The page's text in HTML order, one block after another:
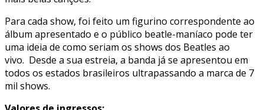
Para cada show, foi feito um figurino correspondente ao
álbum apresentado e o público beatle-maníaco pode ter
uma ideia de como seriam os shows dos Beatles ao
vivo. Desde a sua estreia, a banda já se apresentou em
todos os estados brasileiros ultrapassando a marca de 7
mil shows.